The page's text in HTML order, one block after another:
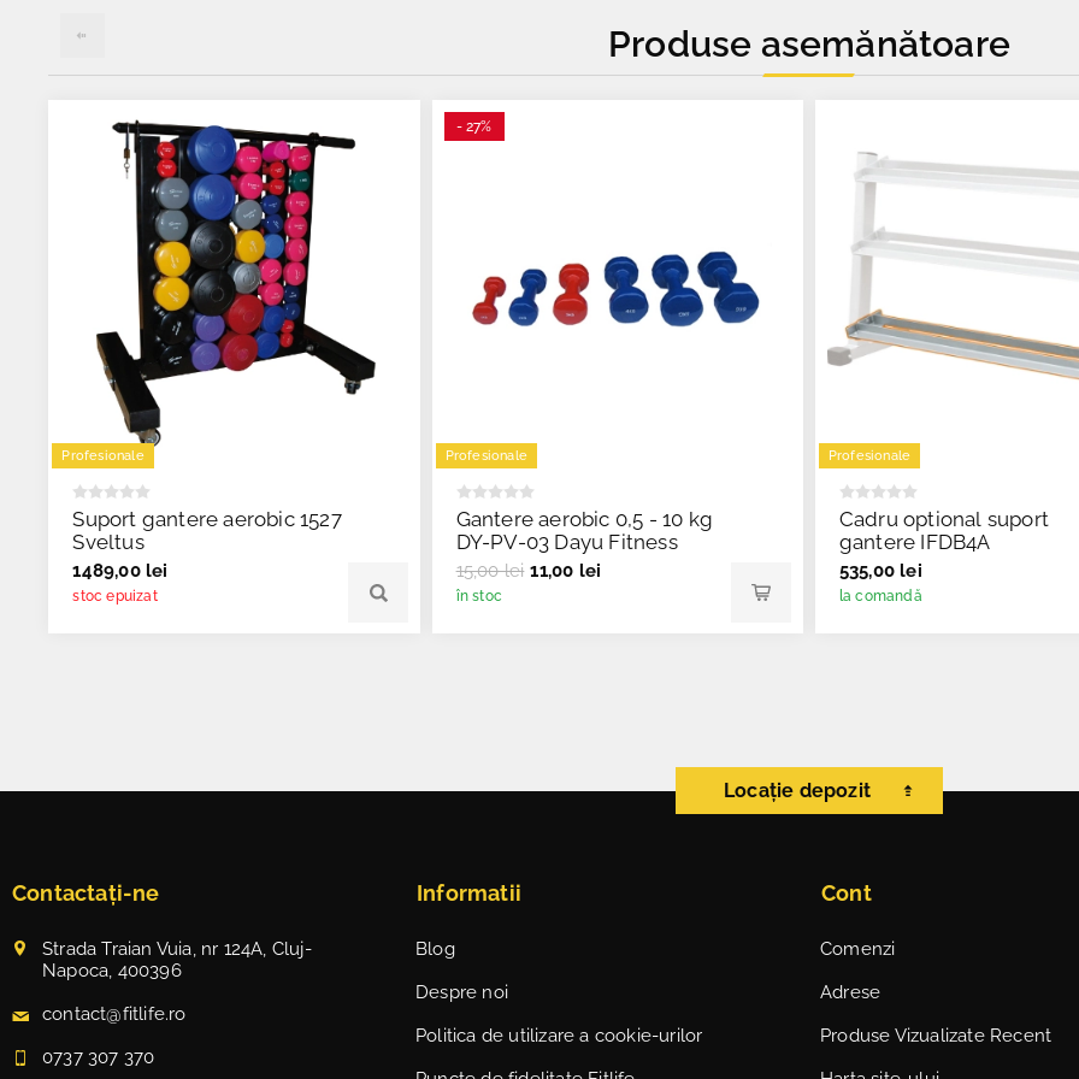
Produse asemănătoare
Profesionale
Suport gantere aerobic 1527
Sveltus
1489,00 lei
stoc epuizat
- 27%
Profesionale
Gantere aerobic 0,5 - 10 kg
DY-PV-03 Dayu Fitness
15,00 lei 11,00 lei
în stoc
Profesionale
Cadru optional suport
gantere IFDB4A
535,00 lei
la comandă
Locație depozit
Contactați-ne
Strada Traian Vuia, nr 124A, Cluj-
Napoca, 400396
contact@fitlife.ro
0737 307 370
Informatii
Blog
Despre noi
Politica de utilizare a cookie-urilor
Cont
Comenzi
Adrese
Produse Vizualizate Recent